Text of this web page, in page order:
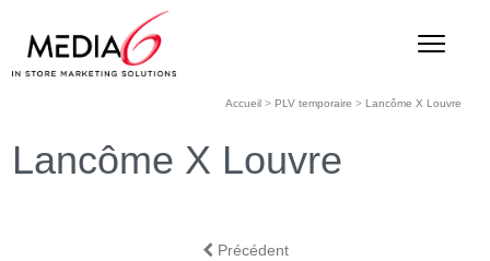
Accueil> PLV temporaire > Lancôme X Louvre
Lancôme X Louvre
Précédent